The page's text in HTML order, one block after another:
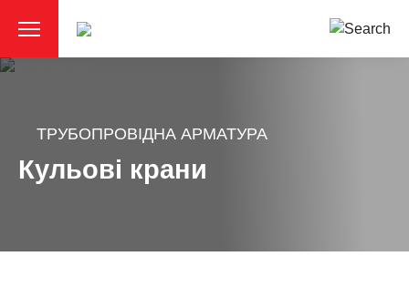
ТРУБОПРОВІДНА АРМАТУРА
Кульові крани